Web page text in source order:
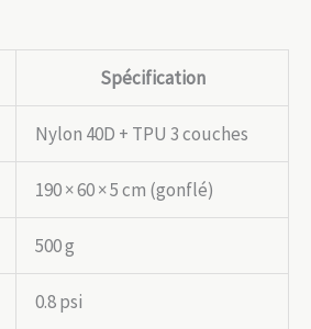
Spécification
Nylon 40D + TPU 3 couches
190 × 60 × 5 cm (gonflé)
500 g
0.8 psi